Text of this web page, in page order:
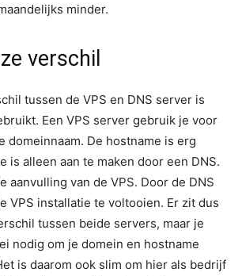
minder.
verschil
tussen de VPS en DNS server is
Een VPS server gebruik je voor
domeinnaam. De hostname is erg
is alleen aan te maken door een DNS.
aanvulling van de VPS. Door de DNS
VPS installatie te voltooien. Er zit dus
tussen beide servers, maar je
nodig om je domein en hostname
is daarom ook slim om hier als bedrijf